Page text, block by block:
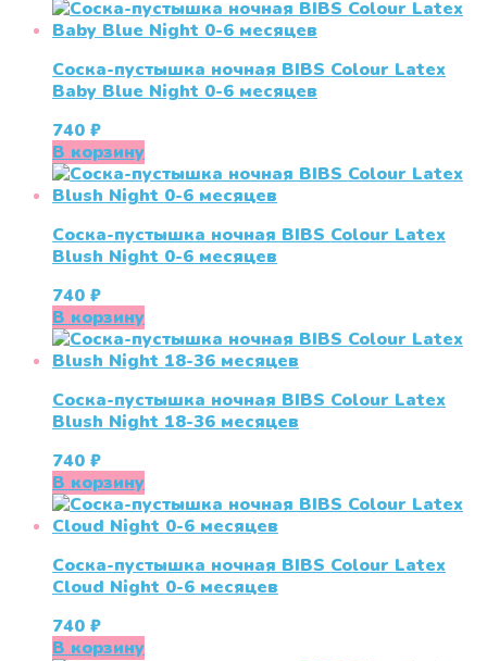
Соска-пустышка ночная BIBS Colour Latex
Baby Blue Night 0-6 месяцев
740 ₽
В корзину
Соска-пустышка ночная BIBS Colour Latex
Blush Night 0-6 меcяцев
740 ₽
В корзину
Соска-пустышка ночная BIBS Colour Latex
Blush Night 18-36 меcяцев
740 ₽
В корзину
Соска-пустышка ночная BIBS Colour Latex
Cloud Night 0-6 меcяцев
740 ₽
В корзину